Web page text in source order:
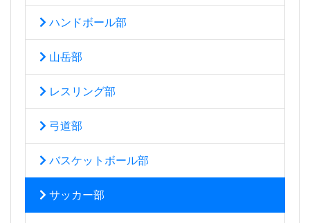
ハンドボール部
山岳部
レスリング部
弓道部
バスケットボール部
サッカー部